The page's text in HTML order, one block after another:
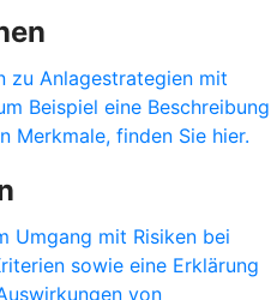
zu Anlagestrategien mit
Beispiel eine Beschreibung
Merkmale, finden Sie hier.
Umgang mit Risiken bei
sowie eine Erklärung
von